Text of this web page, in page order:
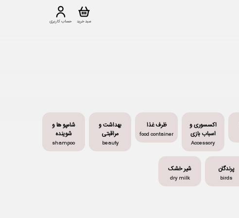
حساب کاربری سبد خرید
اکسسوری و
اسباب بازی
Accessory
ظرف غذا
food container
بهداشت و
مراقبتی
beauty
شامپو ها و
شوینده
shampoo
پرندگان
birds
شیر خشک
dry milk